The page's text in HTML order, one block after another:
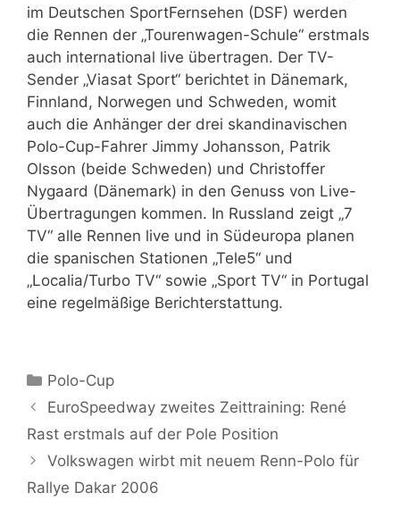
im Deutschen SportFernsehen (DSF) werden
die Rennen der „Tourenwagen-Schule“ erstmals
auch international live übertragen. Der TV-
Sender „Viasat Sport“ berichtet in Dänemark,
Finnland, Norwegen und Schweden, womit
auch die Anhänger der drei skandinavischen
Polo-Cup-Fahrer Jimmy Johansson, Patrik
Olsson (beide Schweden) und Christoffer
Nygaard (Dänemark) in den Genuss von Live-
Übertragungen kommen. In Russland zeigt „7
TV“ alle Rennen live und in Südeuropa planen
die spanischen Stationen „Tele5“ und
„Localia/Turbo TV“ sowie „Sport TV“ in Portugal
eine regelmäßige Berichterstattung.
Kategorien
Polo-Cup
EuroSpeedway zweites Zeittraining: René
Rast erstmals auf der Pole Position
Volkswagen wirbt mit neuem Renn-Polo für
Rallye Dakar 2006